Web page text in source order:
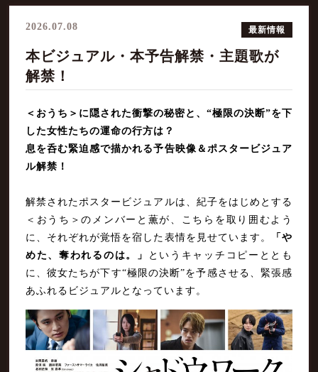
2026.07.08 最新情報
本ビジュアル・本予告解禁・主題歌が
解禁！
＜おうち＞に隠された衝撃の秘密と、“極限の決断”を下
した女性たちの運命の行方は？
息を呑む緊迫感で描かれる予告映像＆ ポスタービジュア
ル解禁！
解禁されたポスタービジュアルは、紀子をはじめとする
＜おうち＞のメンバーと薫が、こちらを取り囲むよう
に、それぞれが覚悟を宿した表情を見せています。
「や
めた、奪われるのは。」
というキャッチコピーととも
に、彼女たちが下す“極限の決断”を予感させる、緊張感
あふれるビジュアルとなっています。